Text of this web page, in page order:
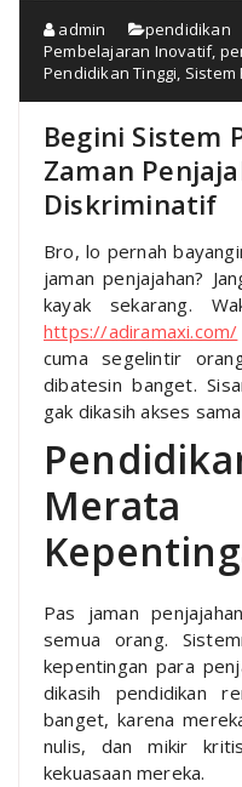
admin pendidikan
Pembelajaran Inovatif,
Pendidikan Tinggi Sistem
Begini Sistem
Zaman
Diskriminatif
Bro, lo pernah
jaman penjajahan?
kayak sekarang.
https://adiramaxi.com/
cuma segelintir
dibatesin banget.
gak dikasih akses
Pas jaman
semua orang.
kepentingan para
dikasih pendidikan
banget, karena
nulis, dan mikir
kekuasaan mereka.